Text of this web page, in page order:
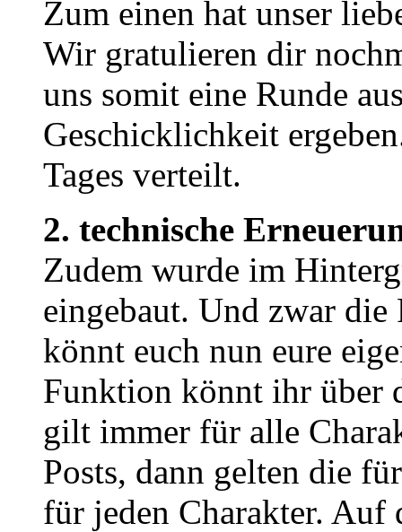
Zum einen hat unser
Wir gratulieren dir
uns somit eine Runde
Geschicklichkeit
Tages verteilt.
2. technische
Zudem wurde im
eingebaut. Und zwar
könnt euch nun eure
Funktion könnt ihr über
gilt immer für alle
Posts, dann gelten die
für jeden Charakter.